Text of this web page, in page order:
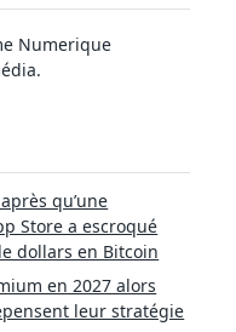
Numerique
qu’une
Store a escroqué
dollars en Bitcoin
en 2027 alors
leur stratégie